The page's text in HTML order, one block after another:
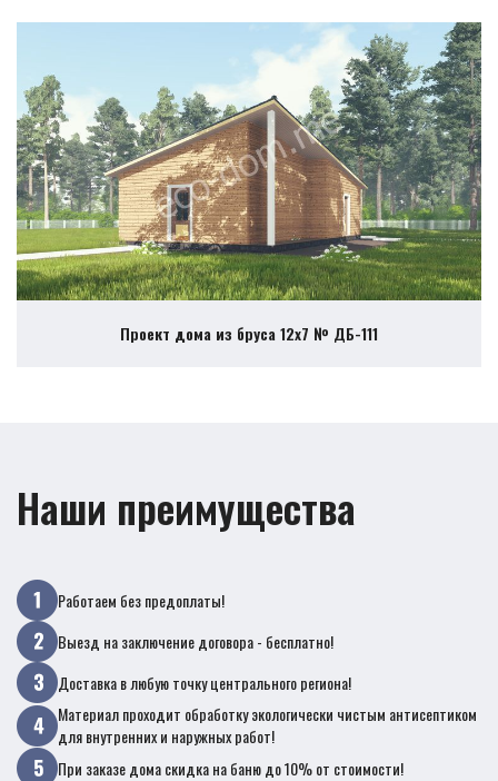
Проект дома из бруса 12х7 № ДБ-111
Наши преимущества
Работаем без предоплаты!
Выезд на заключение договора - бесплатно!
Доставка в любую точку центрального региона!
Материал проходит обработку экологически чистым антисептиком
для внутренних и наружных работ!
При заказе дома скидка на баню до 10% от стоимости!